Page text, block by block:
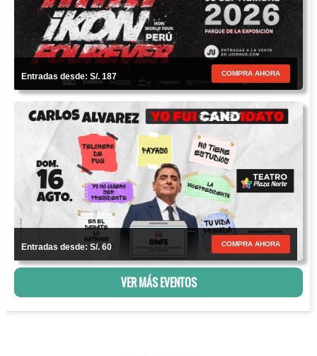
Entradas desde: S/. 187 COMPRA AHORA
Entradas desde: S/. 60 COMPRA AHORA
VER MÁS EVENTOS